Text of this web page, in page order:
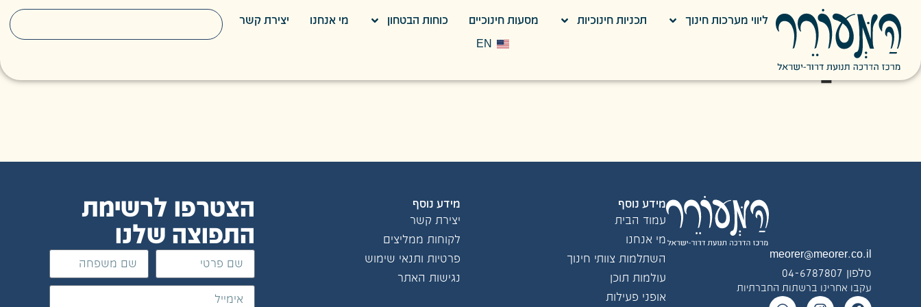
ליווי מערכות חינוך תכניות חינוכיות מסעות חינוכיים כוחות הבטחון מי אנחנו יצירת קשר
EN קטגוריה: סטודנטים וסטודנטיות
meorer@meorer.co.il
טלפון 04-6787807
עקבו אחרינו ברשתות החברתיות
מידע נוסף
עמוד הבית
מי אנחנו
השתלמות צוותי חינוך
עולמות תוכן
אופני פעילות
מידע נוסף
יצירת קשר
לקוחות ממליצים
פרטיות ותנאי שימוש
נגישות האתר
הצטרפו לרשימת
התפוצה שלנו